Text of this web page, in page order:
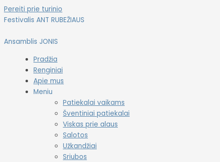
Pereiti prie turinio
Festivalis ANT RUBEŽIAUS
Ansamblis JONIS
Pradžia
Renginiai
Apie mus
Meniu
Patiekalai vaikams
Šventiniai patiekalai
Viskas prie alaus
Salotos
Užkandžiai
Sriubos